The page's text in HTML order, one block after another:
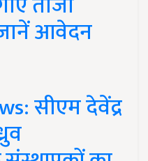
आवेदन
सीएम देवेंद्र